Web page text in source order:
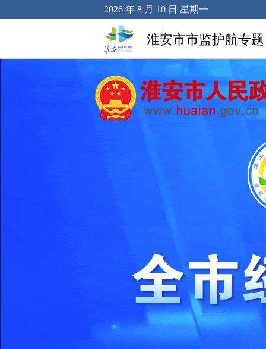
2026 年 8 月 10 日 星期一
淮安市市监护航专题